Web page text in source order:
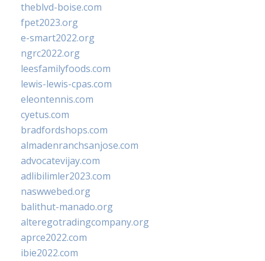
theblvd-boise.com
fpet2023.org
e-smart2022.org
ngrc2022.org
leesfamilyfoods.com
lewis-lewis-cpas.com
eleontennis.com
cyetus.com
bradfordshops.com
almadenranchsanjose.com
advocatevijay.com
adlibilimler2023.com
naswwebed.org
balithut-manado.org
alteregotradingcompany.org
aprce2022.com
ibie2022.com